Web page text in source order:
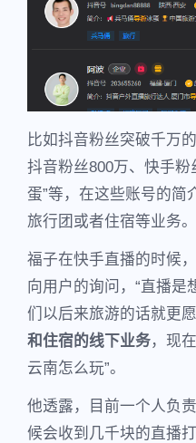
比如抖音粉丝突破千万
抖音粉丝800万、快手粉
蛋”等，在这些账号的简
旅行团或者住宿等业务。
福子在快手直播的时候
向用户的询问，“直播是
们以后来旅游的话就更
和住宿的线下业务，现
云南怎么玩”。
他透露，目前一个人负
候会收到几千块的直播打